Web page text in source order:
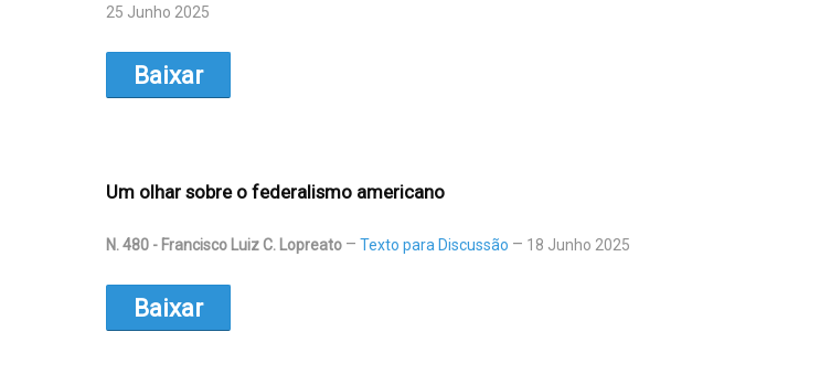
25 Junho 2025
Baixar
Um olhar sobre o federalismo americano
N. 480 - Francisco Luiz C. Lopreato Texto para Discussão 18 Junho 2025
Baixar